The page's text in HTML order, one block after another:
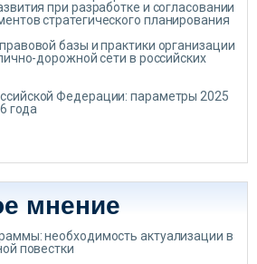
при разработке и согласовании
стратегического планирования
базы и практики организации
дорожной сети в российских
Федерации: параметры 2025
года
мнение
необходимость актуализации в
повестки